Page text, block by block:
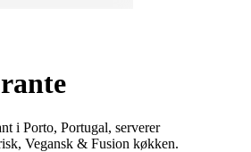
i Porto, Portugal, serverer
Vegansk & Fusion køkken.